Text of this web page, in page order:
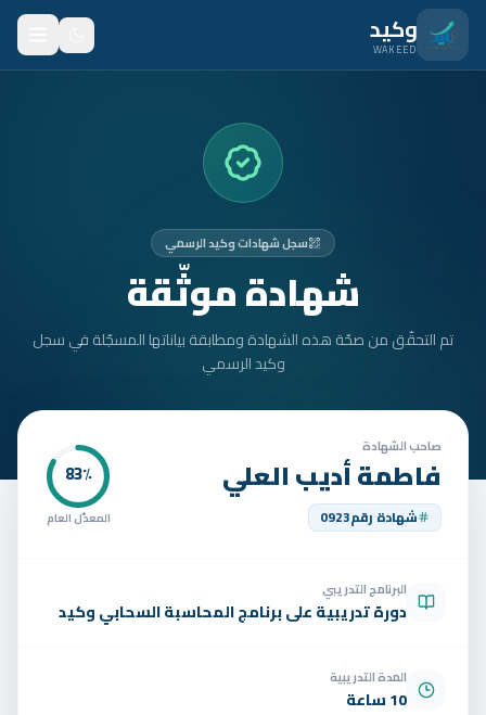
انتقل للمحتوى الرئيسي
وكيد
WAKEED
المتدربون
الأمان
تواصل
الوظائف
سجل شهادات وكيد الرسمي
شهادة موثّقة
تم التحقّق من صحّة هذه الشهادة ومطابقة بياناتها المسجّلة في سجل
وكيد الرسمي
صاحب الشهادة
فاطمة أديب العلي
شهادة رقم0923
83٪
المعدّل العام
البرنامج التدريبي
دورة تدريبية على برنامج المحاسبة السحابي وكيد
المدة التدريبية
10 ساعة